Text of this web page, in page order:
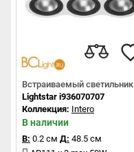
Встраиваемый светильник
Lightstar i936070707
Коллекция: Intero
В наличии
В: 0.2 см Д: 48.5 см